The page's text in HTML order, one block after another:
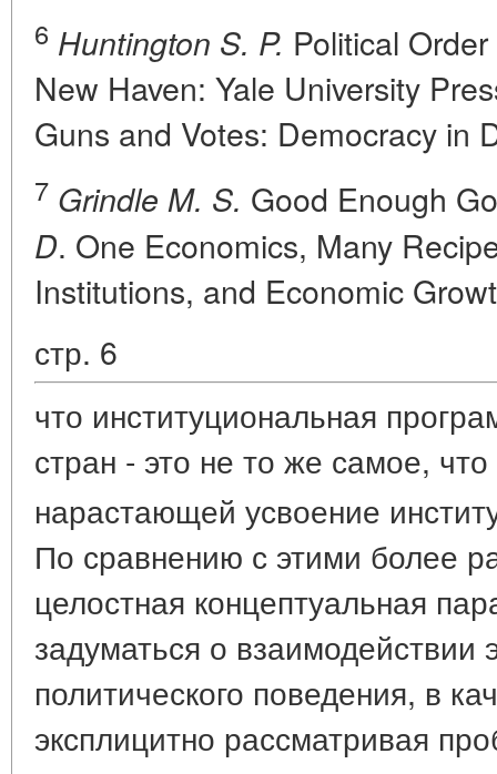
6 Huntington S. P. Political
New Haven: Yale University
Guns and Votes: Democracy in
7 Grindle M. S. Good Enough
D. One Economics, Many
Institutions, and Economic
стр. 6
что институциональная
стран - это не то же самое,
нарастающей усвоение
По сравнению с этими более
целостная концептуальная
задуматься о взаимодействии
политического поведения, в
эксплицитно рассматривая